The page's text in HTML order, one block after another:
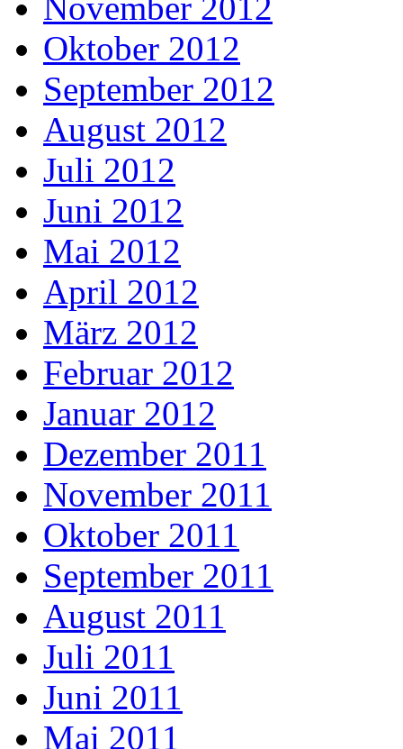
November 2012
Oktober 2012
September 2012
August 2012
Juli 2012
Juni 2012
Mai 2012
April 2012
März 2012
Februar 2012
Januar 2012
Dezember 2011
November 2011
Oktober 2011
September 2011
August 2011
Juli 2011
Juni 2011
Mai 2011